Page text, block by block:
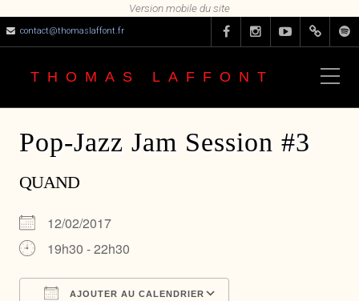
contact@thomaslaffont.fr
THOMAS LAFFONT
Pop-Jazz Jam Session #3
QUAND
12/02/2017
19h30 - 22h30
AJOUTER AU CALENDRIER